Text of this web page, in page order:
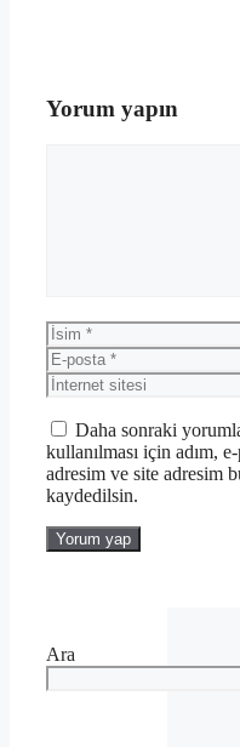
Yorum yapın
İsim
E-
posta
İnternet
sitesi
Daha sonraki
kullanılması için adım,
adresim ve site adresim
kaydedilsin.
Ara